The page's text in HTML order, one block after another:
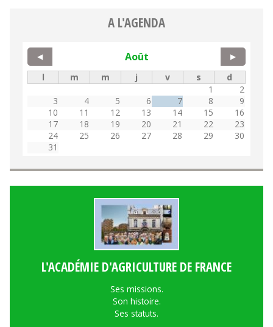
A L'AGENDA
Août
◀ ▶
l m m j v s
d
1
2
3
4 5 6 7 8
9
10
11 12 13 14 15
16
17
18 19 20 21 22
23
24
25 26 27 28 29
30
31
L'ACADÉMIE D'AGRICULTURE DE FRANCE
Ses missions.
Son histoire.
Ses statuts.